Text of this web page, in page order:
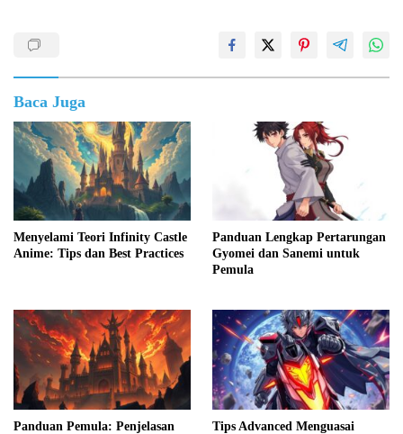
Baca Juga
Menyelami Teori Infinity Castle
Anime: Tips dan Best Practices
Panduan Lengkap Pertarungan
Gyomei dan Sanemi untuk
Pemula
Panduan Pemula: Penjelasan
Tips Advanced Menguasai